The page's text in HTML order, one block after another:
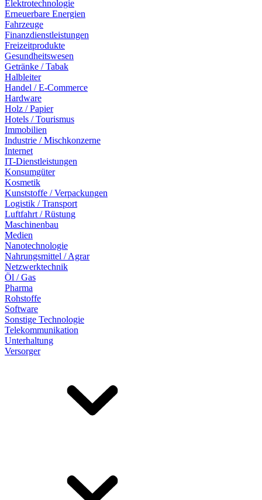
Elektrotechnologie
Erneuerbare Energien
Fahrzeuge
Finanzdienstleistungen
Freizeitprodukte
Gesundheitswesen
Getränke / Tabak
Halbleiter
Handel / E-Commerce
Hardware
Holz / Papier
Hotels / Tourismus
Immobilien
Industrie / Mischkonzerne
Internet
IT-Dienstleistungen
Konsumgüter
Kosmetik
Kunststoffe / Verpackungen
Logistik / Transport
Luftfahrt / Rüstung
Maschinenbau
Medien
Nanotechnologie
Nahrungsmittel / Agrar
Netzwerktechnik
Öl / Gas
Pharma
Rohstoffe
Software
Sonstige Technologie
Telekommunikation
Unterhaltung
Versorger